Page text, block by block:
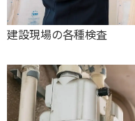
建設現場の各種検査